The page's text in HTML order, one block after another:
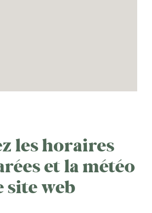
les horaires
et la météo
site web